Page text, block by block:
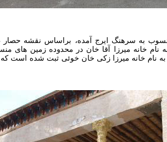
منسوب به سرهنگ ایرج آمده، براساس نقشه
خانه میرزا آقا خان در محدوده زمین های
نام خانه میرزا زکی خان خوئی ثبت شده است